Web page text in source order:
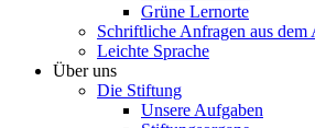
Grüne Lernorte
Schriftliche Anfragen aus dem
Leichte Sprache
Über uns
Die Stiftung
Unsere Aufgaben